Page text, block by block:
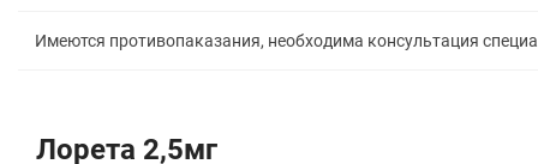
Имеются противопаказания, необходима консультация
Лорета 2,5мг